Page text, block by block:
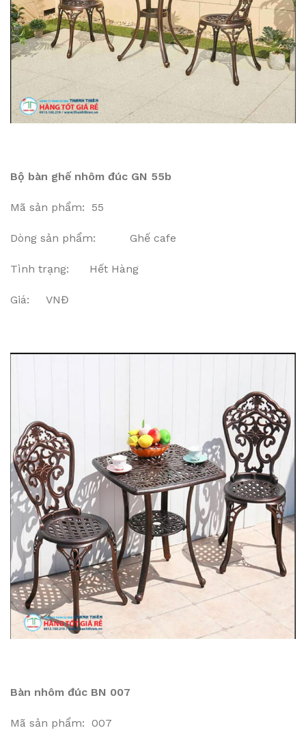
Bộ bàn ghế nhôm đúc GN 55b
Mã sản phẩm: 55
Dòng sản phẩm: Ghế cafe
Tình trạng: Hết Hàng
Giá: VNĐ
Bàn nhôm đúc BN 007
Mã sản phẩm: 007